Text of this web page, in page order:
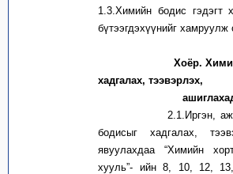
1.3.Химийн бодис гэдэгт
бүтээгдэхүүнийг хамруулж
Хоёр.
хадгалах, тээвэрлэх,
2.1.Иргэн, аж ахуйн
бодисыг хадгалах,
явуулахдаа “Химийн
хууль”- ийн 8, 10, 12,